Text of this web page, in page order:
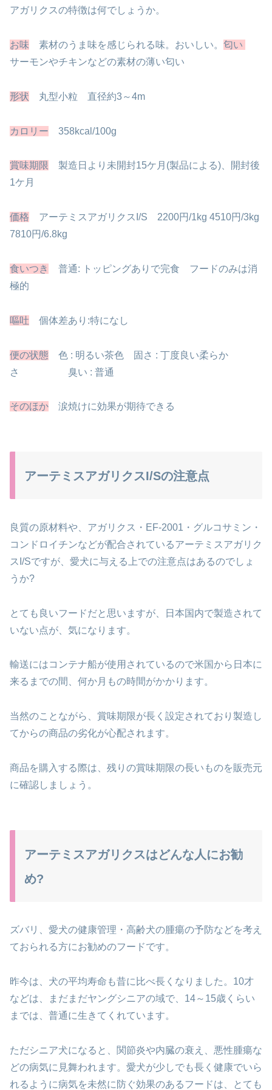
アガリクスの特徴は何でしょうか。
お味 素材のうま味を感じられる味。おいしい。 匂い
サーモンやチキンなどの素材の薄い匂い
形状 丸型小粒 直径約3～4m
カロリー 358kcal/100g
賞味期限
製造日より未開封15ケ月(製品による)、開封後
1ケ月
価格 アーテミスアガリクスI/S 2200円/1kg 4510円/3kg
7810円/6.8kg
食いつき
普通: トッピングありで完食 フードのみは消
極的
嘔吐 個体差あり:特になし
便の状態 色 : 明るい茶色 固さ : 丁度良い柔らか
さ
臭い : 普通
そのほか 涙焼けに効果が期待できる
アーテミスアガリクスI/Sの注意点
良質の原材料や、アガリクス・EF-2001・グルコサミン・
コンドロイチンなどが配合されているアーテミスアガリク
スI/Sですが、愛犬に与える上での注意点はあるのでしょ
うか?
とても良いフードだと思いますが、日本国内で製造されて
いない点が、気になります。
輸送にはコンテナ船が使用されているので米国から日本に
来るまでの間、何か月もの時間がかかります。
当然のことながら、賞味期限が長く設定されており 製造し
てからの商品の劣化が心配されます。
商品を購入する際は、残りの賞味期限の長いものを販売元
に確認しましょう。
アーテミスアガリクスはどんな人にお勧
め?
ズバリ、愛犬の健康管理・高齢犬の腫瘍の予防などを考え
ておられる方にお勧めのフードです。
昨今は、犬の平均寿命も昔に比べ長くなりました。 10才
などは、まだまだヤングシニアの域で、 14～15歳くらい
までは、普通に生きてくれています。
ただシニア犬になると、関節炎や内臓の衰え、悪性腫瘍な
どの病気に見舞われます。愛犬が少しでも長く健康でいら
れるように病気を未然に防ぐ効果のあるフードは、とても